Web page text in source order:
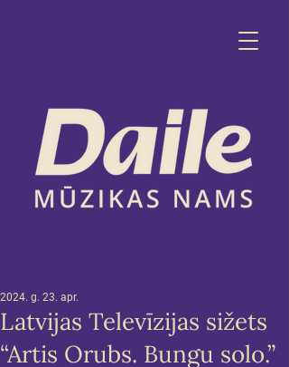
Latvijas Televīzijas sižets
“Artis Orubs. Bungu solo.”
2024. g. 23. apr.